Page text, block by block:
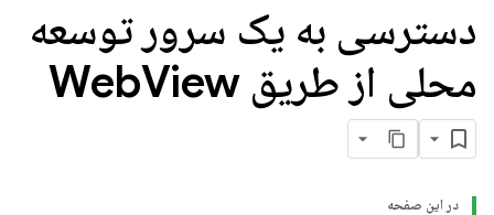
دسترسی به یک سرور توسعه
محلی از طریق WebView
در این صفحه